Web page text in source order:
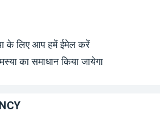
के लिए आप हमें ईमेल करें
का समाधान किया जायेगा